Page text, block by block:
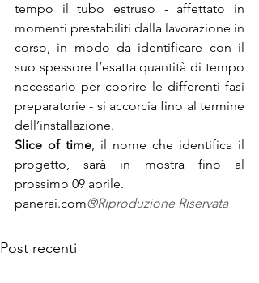
tempo il tubo estruso - affettato in
momenti prestabiliti dalla lavorazione in
corso, in modo da identificare con il
suo spessore l’esatta quantità di tempo
necessario per coprire le differenti fasi
preparatorie - si accorcia fino al termine
Slice of time, il nome che identifica il
progetto, sarà in mostra fino al
prossimo 09 aprile.
panerai.com®Riproduzione Riservata
Post recenti